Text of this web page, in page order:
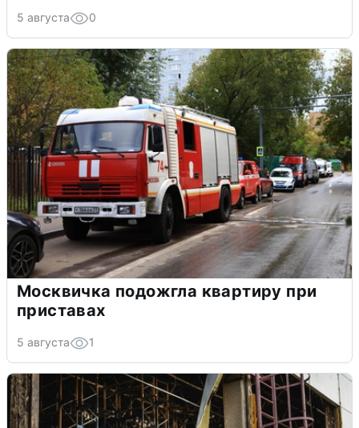
5 августа 0
Москвичка подожгла квартиру при
приставах
5 августа 1